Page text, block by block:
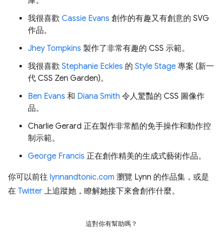
我很喜歡 Cassie Evans 創作的有趣又有創意的 SVG
作品。
Jhey Tompkins 製作了非常有趣的 CSS 示範。
我很喜歡 Stephanie Eckles 的 Style Stage 專案 (新一
代 CSS Zen Garden)。
Ben Evans 和 Diana Smith 令人驚豔的 CSS 圖像作
品。
Charlie Gerard 正在製作非常酷的免手操作和動作控
制示範。
George Francis 正在創作精美的生成式藝術作品。
你可以前往 lynnandtonic.com 瀏覽 Lynn 的作品集，或是
在 Twitter 上追蹤她，瞭解她接下來會創作什麼。
這對你有幫助嗎？